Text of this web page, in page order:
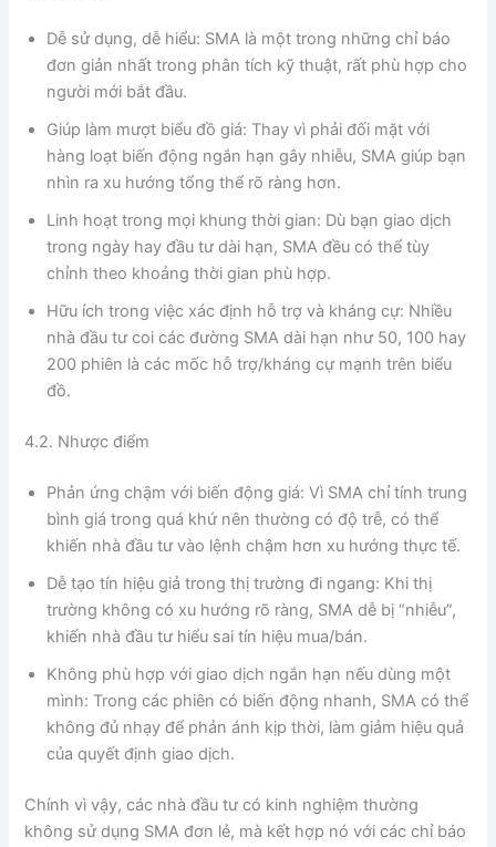
Dễ sử dụng, dễ hiểu: SMA là một trong những chỉ báo
đơn giản nhất trong phân tích kỹ thuật, rất phù hợp cho
người mới bắt đầu.
Giúp làm mượt biểu đồ giá: Thay vì phải đối mặt với
hàng loạt biến động ngắn hạn gây nhiễu, SMA giúp bạn
nhìn ra xu hướng tổng thể rõ ràng hơn.
Linh hoạt trong mọi khung thời gian: Dù bạn giao dịch
trong ngày hay đầu tư dài hạn, SMA đều có thể tùy
chỉnh theo khoảng thời gian phù hợp.
Hữu ích trong việc xác định hỗ trợ và kháng cự: Nhiều
nhà đầu tư coi các đường SMA dài hạn như 50, 100 hay
200 phiên là các mốc hỗ trợ/kháng cự mạnh trên biểu
đồ.
4.2. Nhược điểm
Phản ứng chậm với biến động giá: Vì SMA chỉ tính trung
bình giá trong quá khứ nên thường có độ trễ, có thể
khiến nhà đầu tư vào lệnh chậm hơn xu hướng thực tế.
Dễ tạo tín hiệu giả trong thị trường đi ngang: Khi thị
trường không có xu hướng rõ ràng, SMA dễ bị “nhiễu”,
khiến nhà đầu tư hiểu sai tín hiệu mua/bán.
Không phù hợp với giao dịch ngắn hạn nếu dùng một
mình: Trong các phiên có biến động nhanh, SMA có thể
không đủ nhạy để phản ánh kịp thời, làm giảm hiệu quả
của quyết định giao dịch.
Chính vì vậy, các nhà đầu tư có kinh nghiệm thường
không sử dụng SMA đơn lẻ, mà kết hợp nó với các chỉ báo